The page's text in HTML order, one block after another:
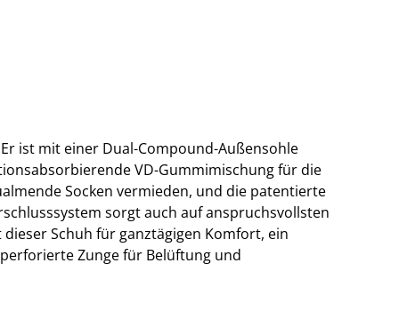
ist mit einer Dual-Compound-Außensohle
VD-Gummimischung für die
Socken vermieden, und die patentierte
sorgt auch auf anspruchsvollsten
Schuh für ganztägigen Komfort, ein
Zunge für Belüftung und